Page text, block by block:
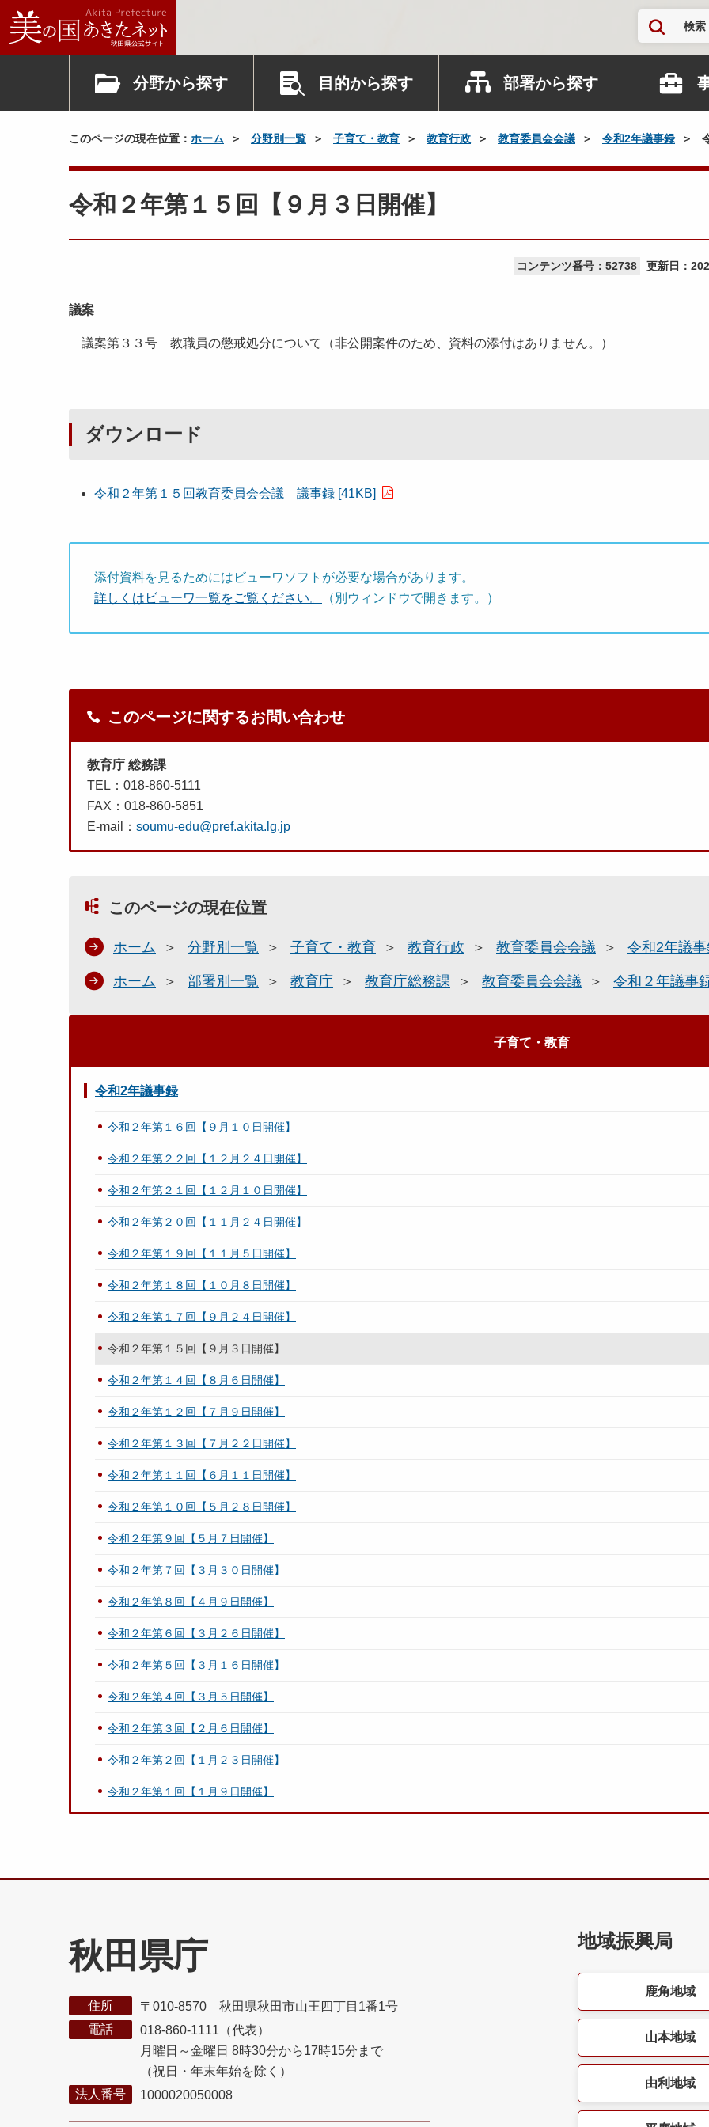
検索
分野から探す 目的から探す 部署から探す
このページの現在位置： ホーム 分野別一覧 子育て・教育 教育行政 教育委員会会議 令和2年議事録
令和２年第１５回【９月３日開催】
コンテンツ番号：52738 更新日：
議案
議案第３３号 教職員の懲戒処分について（非公開案件のため、資料の添付はありません。）
ダウンロード
令和２年第１５回教育委員会会議 議事録 [41KB]
添付資料を見るためにはビューワソフトが必要な場合があります。
詳しくはビューワ一覧をご覧ください。
（別ウィンドウで開きます。）
このページに関するお問い合わせ
教育庁 総務課
TEL：018-860-5111
FAX：018-860-5851
E-mail： soumu-edu@pref.akita.lg.jp
このページの現在位置
ホーム 分野別一覧 子育て・教育 教育行政 教育委員会会議 令和2年議
ホーム 部署別一覧 教育庁 教育庁総務課 教育委員会会議 令和２年議事
子育て・教育
令和2年議事録
令和２年第１６回【９月１０日開催】
令和２年第２２回【１２月２４日開催】
令和２年第２１回【１２月１０日開催】
令和２年第２０回【１１月２４日開催】
令和２年第１９回【１１月５日開催】
令和２年第１８回【１０月８日開催】
令和２年第１７回【９月２４日開催】
令和２年第１５回【９月３日開催】
令和２年第１４回【８月６日開催】
令和２年第１２回【７月９日開催】
令和２年第１３回【７月２２日開催】
令和２年第１１回【６月１１日開催】
令和２年第１０回【５月２８日開催】
令和２年第９回【５月７日開催】
令和２年第７回【３月３０日開催】
令和２年第８回【４月９日開催】
令和２年第６回【３月２６日開催】
令和２年第５回【３月１６日開催】
令和２年第４回【３月５日開催】
令和２年第３回【２月６日開催】
令和２年第２回【１月２３日開催】
令和２年第１回【１月９日開催】
秋田県庁
住所
〒010-8570 秋田県秋田市山王四丁目1番1号
電話
018-860-1111（代表）
月曜日～金曜日 8時30分から17時15分まで
（祝日・年末年始を除く）
法人番号
1000020050008
地域振興局
鹿角地域
山本地域
由利地域